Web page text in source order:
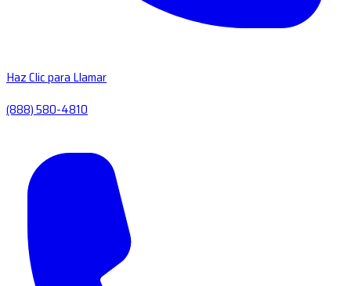
Haz Clic para Llamar
(888) 580-4810